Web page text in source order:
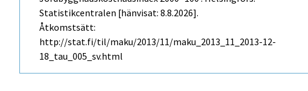
Statistikcentralen [hänvisat: 8.8.2026].
Åtkomstsätt:
http://stat.fi/til/maku/2013/11/maku_2013_11_2013-12-
18_tau_005_sv.html